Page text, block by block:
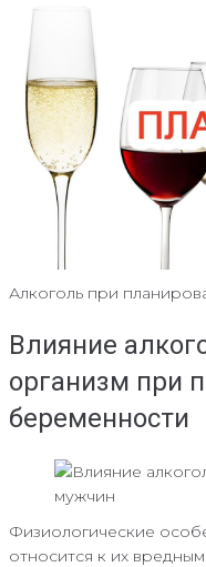
Алкоголь при
Влияние
организм при
беременности
Физиологические
относится к их